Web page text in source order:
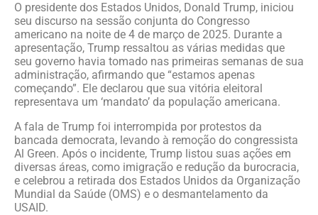
O presidente dos Estados Unidos, Donald Trump, iniciou
seu discurso na sessão conjunta do Congresso
americano na noite de 4 de março de 2025. Durante a
apresentação, Trump ressaltou as várias medidas que
seu governo havia tomado nas primeiras semanas de sua
administração, afirmando que “estamos apenas
começando”. Ele declarou que sua vitória eleitoral
representava um ‘mandato’ da população americana.
A fala de Trump foi interrompida por protestos da
bancada democrata, levando à remoção do congressista
Al Green. Após o incidente, Trump listou suas ações em
diversas áreas, como imigração e redução da burocracia,
e celebrou a retirada dos Estados Unidos da Organização
Mundial da Saúde (OMS) e o desmantelamento da
USAID.